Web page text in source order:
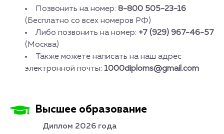
Позвонить на номер: 8-800 505-23-16
(Бесплатно со всех номеров РФ)
Либо позвонить на номер: +7 (929) 967-46-57
(Москва)
Также можете написать на наш адрес
электронной почты: 1000diploms@gmail.com
Высшее образование
Диплом 2026 года